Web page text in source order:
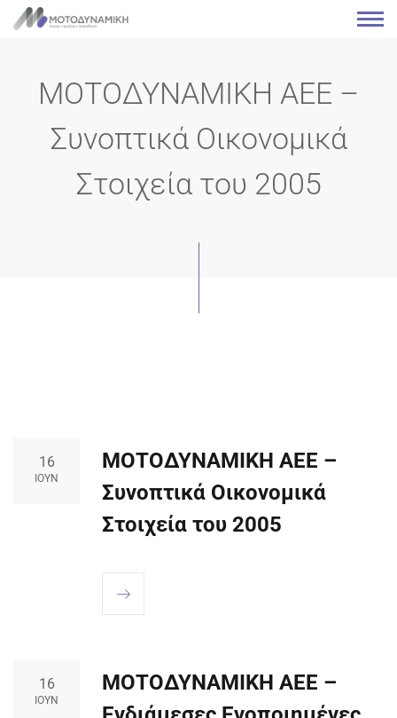
ΜΟΤΟΔΥΝΑΜΙΚΗ ΑΕΕ –
Συνοπτικά Οικονομικά
Στοιχεία του 2005
16
ΙΟΎΝ
ΜΟΤΟΔΥΝΑΜΙΚΗ ΑΕΕ –
Συνοπτικά Οικονομικά
Στοιχεία του 2005
16
ΙΟΎΝ
ΜΟΤΟΔΥΝΑΜΙΚΗ ΑΕΕ –